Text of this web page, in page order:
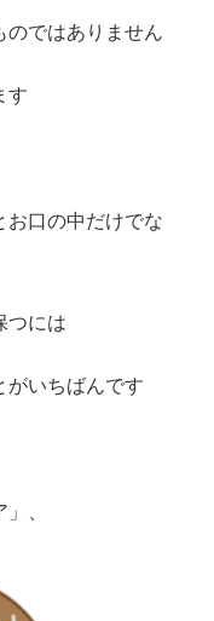
のではありません
す
お口の中だけでな
つには
がいちばんです
、